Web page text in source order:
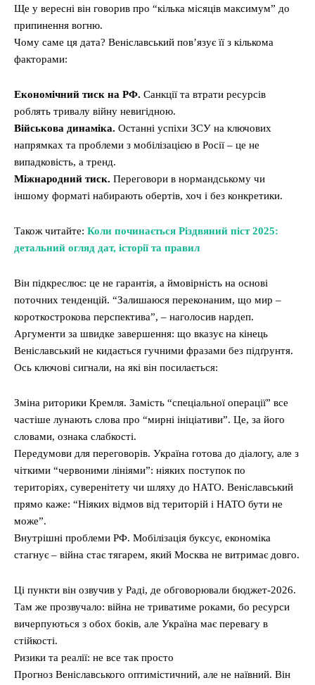
Ще у вересні він говорив про “кілька місяців максимум” до
припинення вогню.
Чому саме ця дата? Веніславський пов’язує її з кількома
факторами:
Економічний тиск на РФ. Санкції та втрати ресурсів
роблять тривалу війну невигідною.
Військова динаміка. Останні успіхи ЗСУ на ключових
напрямках та проблеми з мобілізацією в Росії – це не
випадковість, а тренд.
Міжнародний тиск. Переговори в нормандському чи
іншому форматі набирають обертів, хоч і без конкретики.
Також читайте: Коли починається Різдвяний піст 2025:
детальний огляд дат, історії та правил
Він підкреслює: це не гарантія, а ймовірність на основі
поточних тенденцій. “Залишаюся переконаним, що мир –
короткострокова перспектива”, – наголосив нардеп.
Аргументи за швидке завершення: що вказує на кінець
Веніславський не кидається гучними фразами без підґрунтя.
Ось ключові сигнали, на які він посилається:
Зміна риторики Кремля. Замість “спеціальної операції” все
частіше лунають слова про “мирні ініціативи”. Це, за його
словами, ознака слабкості.
Передумови для переговорів. Україна готова до діалогу, але з
чіткими “червоними лініями”: ніяких поступок по
територіях, суверенітету чи шляху до НАТО. Веніславський
прямо каже: “Ніяких відмов від територій і НАТО бути не
може”.
Внутрішні проблеми РФ. Мобілізація буксує, економіка
стагнує – війна стає тягарем, який Москва не витримає довго.
Ці пункти він озвучив у Раді, де обговорювали бюджет-2026.
Там же прозвучало: війна не триватиме роками, бо ресурси
вичерпуються з обох боків, але Україна має перевагу в
стійкості.
Ризики та реалії: не все так просто
Прогноз Веніславського оптимістичний, але не наївний. Він